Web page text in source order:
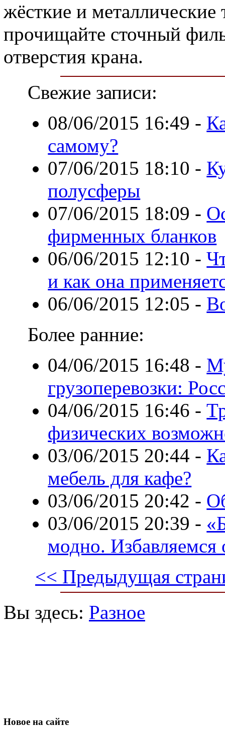
жёсткие и
прочищайте сточный
отверстия крана.
Свежие записи:
08/06/2015 16:49 -
самому?
07/06/2015 18:10 -
полусферы
07/06/2015 18:09 -
фирменных бланков
06/06/2015 12:10 -
и как она
06/06/2015 12:05 -
Более ранние:
04/06/2015 16:48 -
грузоперевозки:
04/06/2015 16:46 -
физических
03/06/2015 20:44 -
мебель для кафе?
03/06/2015 20:42 -
03/06/2015 20:39 -
модно. Избавляемся
<< Предыдущая
Вы здесь: Разное
Новое на сайте